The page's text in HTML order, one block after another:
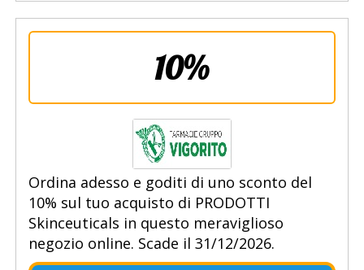
10%
Ordina adesso e goditi di uno sconto del
10% sul tuo acquisto di PRODOTTI
Skinceuticals in questo meraviglioso
negozio online. Scade il 31/12/2026.